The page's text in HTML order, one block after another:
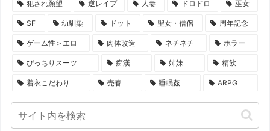
犯され願望 逆レイプ 人妻 ドロドロ 巫女
SF 幼馴染 ドット 聖女・僧侶 周年記念
ゲーム性＞エロ 肉体改造 ネチネチ ホラー
ぴっちりスーツ 痴漢 姉妹 精飲
着衣こだわり 売春 睡眠姦 ARPG